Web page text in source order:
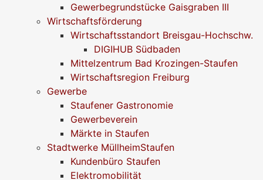
Gewerbegrundstücke Gaisgraben III
Wirtschaftsförderung
Wirtschaftsstandort Breisgau-Hochschw.
DIGIHUB Südbaden
Mittelzentrum Bad Krozingen-Staufen
Wirtschaftsregion Freiburg
Gewerbe
Staufener Gastronomie
Gewerbeverein
Märkte in Staufen
Stadtwerke MüllheimStaufen
Kundenbüro Staufen
Elektromobilität